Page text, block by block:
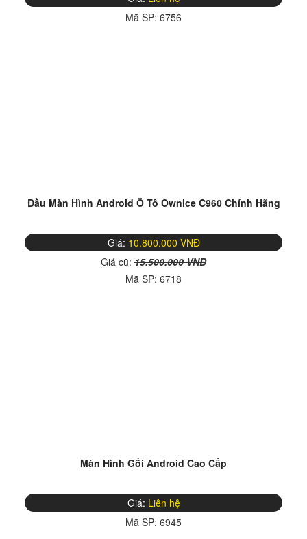
Mã SP: 6756
Đầu Màn Hình Android Ô Tô Ownice C960 Chính Hãng
Giá: 10.800.000 VNĐ
Giá cũ: 15.500.000 VNĐ
Mã SP: 6718
Màn Hình Gối Android Cao Cấp
Giá: Liên hệ
Mã SP: 6945